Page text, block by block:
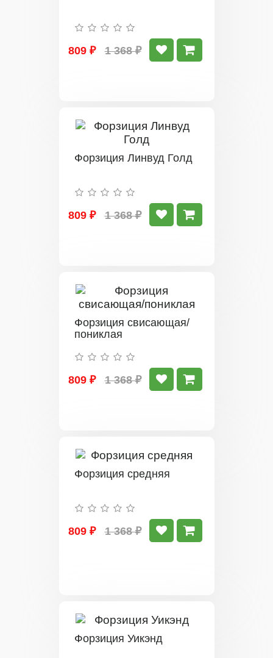
809 ₽ 1 368 ₽
Форзиция Линвуд Голд
809 ₽ 1 368 ₽
Форзиция свисающая/
пониклая
809 ₽ 1 368 ₽
Форзиция средняя
809 ₽ 1 368 ₽
Форзиция Уикэнд